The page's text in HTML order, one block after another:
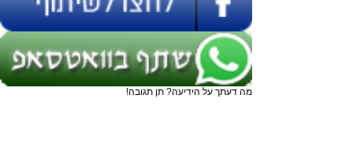
מה דעתך על הידיעה? תן תגובה!